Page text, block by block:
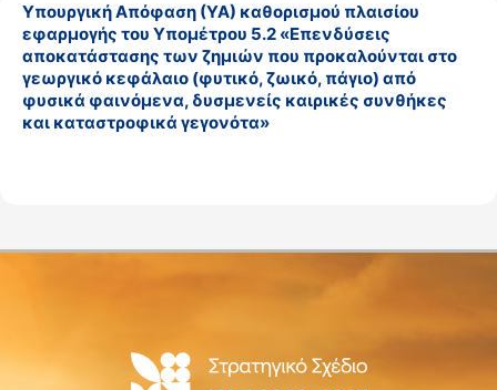
Υπουργική Απόφαση (ΥΑ) καθορισμού πλαισίου
εφαρμογής του Υπομέτρου 5.2 «Επενδύσεις
αποκατάστασης των ζημιών που προκαλούνται στο
γεωργικό κεφάλαιο (φυτικό, ζωικό, πάγιο) από
φυσικά φαινόμενα, δυσμενείς καιρικές συνθήκες
και καταστροφικά γεγονότα»